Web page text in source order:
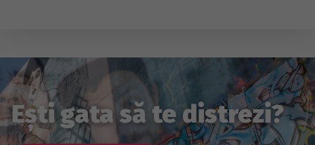
Ești gata să te distrezi?